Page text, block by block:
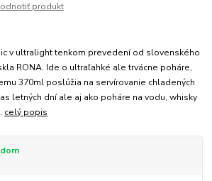
produkt
v ultralight tenkom prevedení od slovenského
RONA. Ide o ultraľahké ale trvácne poháre,
370ml poslúžia na servírovanie chladených
letných dní ale aj ako poháre na vodu, whisky
celý popis